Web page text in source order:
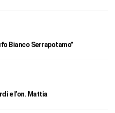
Bianco Serrapotamo”
e l’on. Mattia